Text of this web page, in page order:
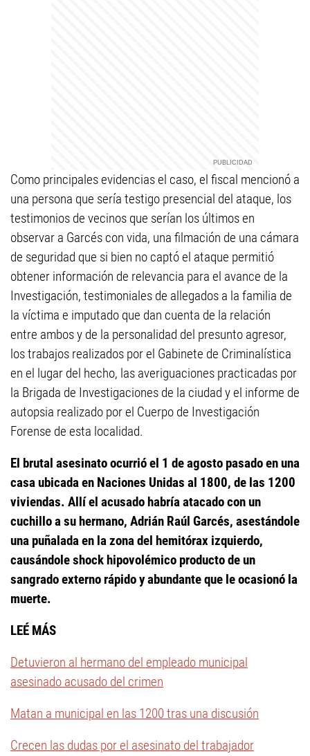
Como principales evidencias el caso, el fiscal mencionó a
una persona que sería testigo presencial del ataque, los
testimonios de vecinos que serían los últimos en
observar a Garcés con vida, una filmación de una cámara
de seguridad que si bien no captó el ataque permitió
obtener información de relevancia para el avance de la
Investigación, testimoniales de allegados a la familia de
la víctima e imputado que dan cuenta de la relación
entre ambos y de la personalidad del presunto agresor,
los trabajos realizados por el Gabinete de Criminalística
en el lugar del hecho, las averiguaciones practicadas por
la Brigada de Investigaciones de la ciudad y el informe de
autopsia realizado por el Cuerpo de Investigación
Forense de esta localidad.
El brutal asesinato ocurrió el 1 de agosto pasado en una
casa ubicada en Naciones Unidas al 1800, de las 1200
viviendas. Allí el acusado habría atacado con un
cuchillo a su hermano, Adrián Raúl Garcés, asestándole
una puñalada en la zona del hemitórax izquierdo,
causándole shock hipovolémico producto de un
sangrado externo rápido y abundante que le ocasionó la
muerte.
LEÉ MÁS
Detuvieron al hermano del empleado municipal
asesinado acusado del crimen
Matan a municipal en las 1200 tras una discusión
Crecen las dudas por el asesinato del trabajador